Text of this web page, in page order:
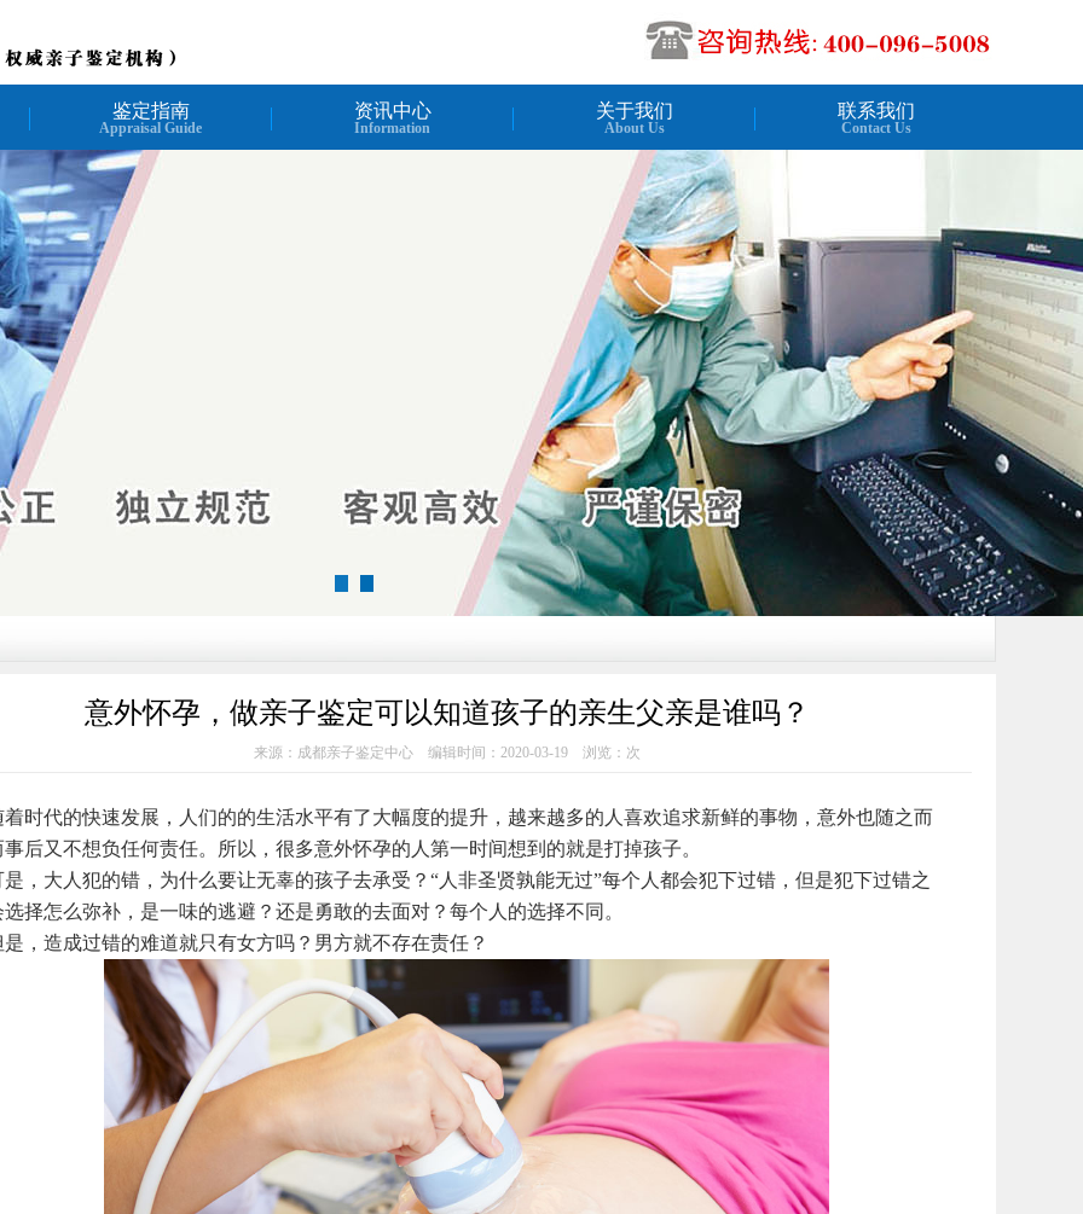
鉴定指南
Appraisal Guide
资讯中心
Information
关于我们
About Us
联系我们
Contact Us
意外怀孕，做亲子鉴定可以知道孩子的亲生父亲是谁吗？
来源：成都亲子鉴定中心 编辑时间：2020-03-19 浏览： 次
代的快速发展，人们的的生活水平有了大幅度的提升，越来越多的人喜欢追求新鲜的事物，意外也随之而
后又不想负任何责任。所以，很多意外怀孕的人第一时间想到的就是打掉孩子。
大人犯的错，为什么要让无辜的孩子去承受？“人非圣贤孰能无过”每个人都会犯下过错，但是犯下过错之
选择怎么弥补，是一味的逃避？还是勇敢的去面对？每个人的选择不同。
造成过错的难道就只有女方吗？男方就不存在责任？